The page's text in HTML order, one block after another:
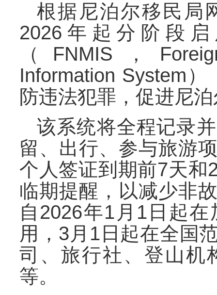
根据尼泊尔移民局
2026年起分阶段
（ FNMIS ，
Information System ）
防违法犯罪 ， 促进尼
该系统将全程记录
留 、 出行、 参与旅游
个人签证到期前7天和
临期提醒 ， 以减少非
自 2026年1月1日起
用 ， 3月1日起在全国
司、旅行社、登山机
等。